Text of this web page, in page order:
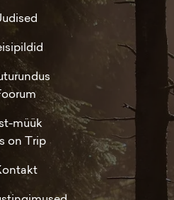
müük
on Trip